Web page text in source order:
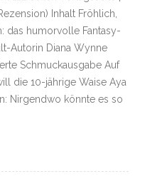
Inhalt Fröhlich,
das humorvolle Fantasy-
Autorin Diana Wynne
Schmuckausgabe Auf
die 10-jährige Waise Aya
Nirgendwo könnte es so